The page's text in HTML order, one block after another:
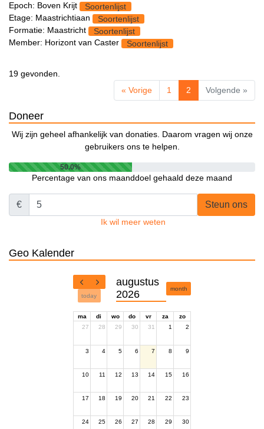
Epoch: Boven Krijt
Soortenlijst
Etage: Maastrichtiaan
Soortenlijst
Formatie: Maastricht
Soortenlijst
Member: Horizont van Caster
Soortenlijst
19 gevonden.
« Vorige
1 2 Volgende »
Doneer
Wij zijn geheel afhankelijk van donaties. Daarom vragen wij onze
gebruikers ons te helpen.
50.0%
Percentage van ons maanddoel gehaald deze maand
€ Steun ons
Ik wil meer weten
Geo Kalender
today
augustus
2026
month
ma di wo do vr za
zo
27
28 29 30 31 1 2
3 4 5 6 7 8 9
10 11 12 13 14 15 16
17 18 19 20 21 22 23
24 25 26 27 28 29 30